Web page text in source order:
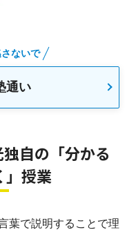
ないで
通い
自の「分かる
」授業
葉で説明することで理